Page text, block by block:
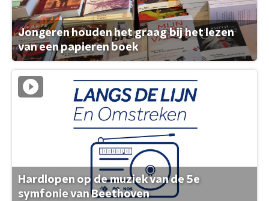
Jongeren houden het graag bij het lezen
van een papieren boek
Hardlopen op de muziek van de 5e
symfonie van Beethoven